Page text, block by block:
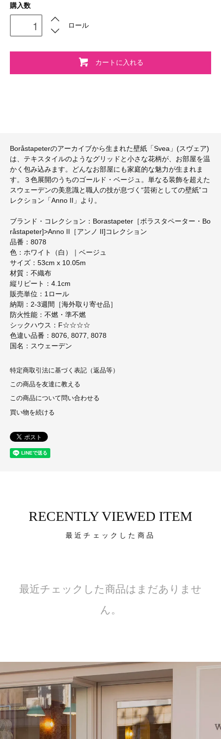
購入数
ロール
カートに入れる
Boråstapeterのアーカイブから生まれた壁紙「Svea」(スヴェア)
は、テキスタイルのようなグリッドと小さな花柄が、お部屋を温
かく包み込みます。どんなお部屋にも家庭的な魅力が生まれま
す。３色展開のうちのゴールド・ベージュ。単なる装飾を超えた
スウェーデンの美意識と職人の技が息づく“芸術としての壁紙”コ
レクション「Anno II」より。
ブランド・コレクション：Borastapeter［ボラスタペーター・Bo
råstapeter]>Anno II［アンノ II]コレクション
品番：8078
色：ホワイト（白）｜ベージュ
サイズ：53cm x 10.05m
材質：不織布
縦リピート：4.1cm
販売単位：1ロール
納期：2-3週間［海外取り寄せ品］
防火性能：不燃・準不燃
シックハウス：F☆☆☆☆
色違い品番：8076, 8077, 8078
国名：スウェーデン
特定商取引法に基づく表記（返品等）
この商品を友達に教える
この商品について問い合わせる
買い物を続ける
RECENTLY VIEWED ITEM
最近チェックした商品
最近チェックした商品はまだありませ
ん。